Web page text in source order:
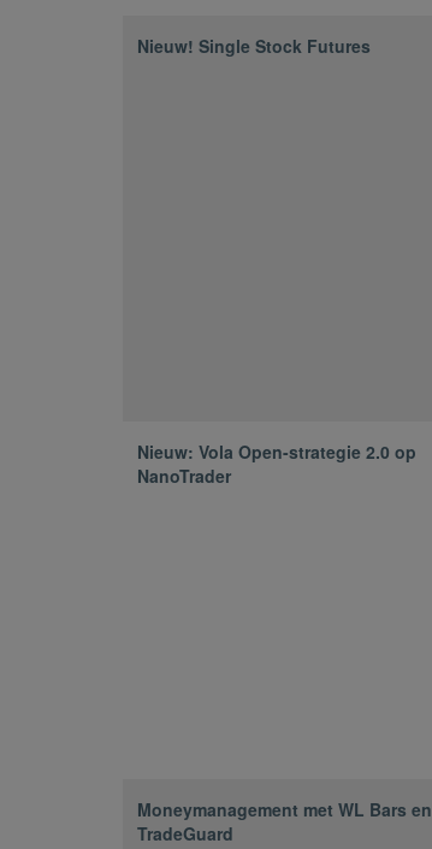
Nieuw! Single Stock Futures
Nieuw: Vola Open-strategie 2.0 op
NanoTrader
Moneymanagement met WL Bars en
TradeGuard